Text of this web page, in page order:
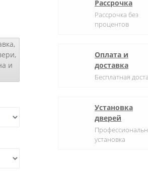
и
Рассрочка
Рассрочка без
процентов
Оплата и
доставка
Бесплатная
Установка
дверей
установка